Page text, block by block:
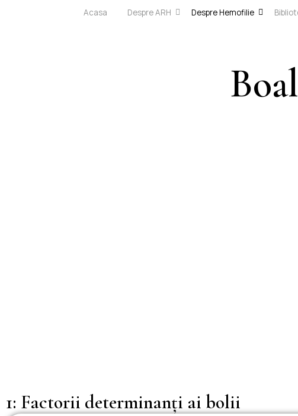
Acasa Despre ARH Despre Hemofilie
1: Factorii determinanți ai bolii